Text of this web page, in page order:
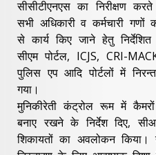
सीसीटीएनएस का निरीक्षण
सभी अधिकारी व कर्मचारी
से कार्य किए जाने हेतु
सीएम पोर्टल, ICJS, CRI-
पुलिस एप आदि पोर्टलों में
गया।
मुनिकीरेती कंट्रोल रूम में
बनाए रखने के निर्देश दिए,
शिकायतों का अवलोकन किया।